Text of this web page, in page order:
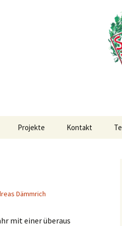
Projekte Kontakt
Anfahrt SoLaWi-
Dämmrich
mit einer überaus